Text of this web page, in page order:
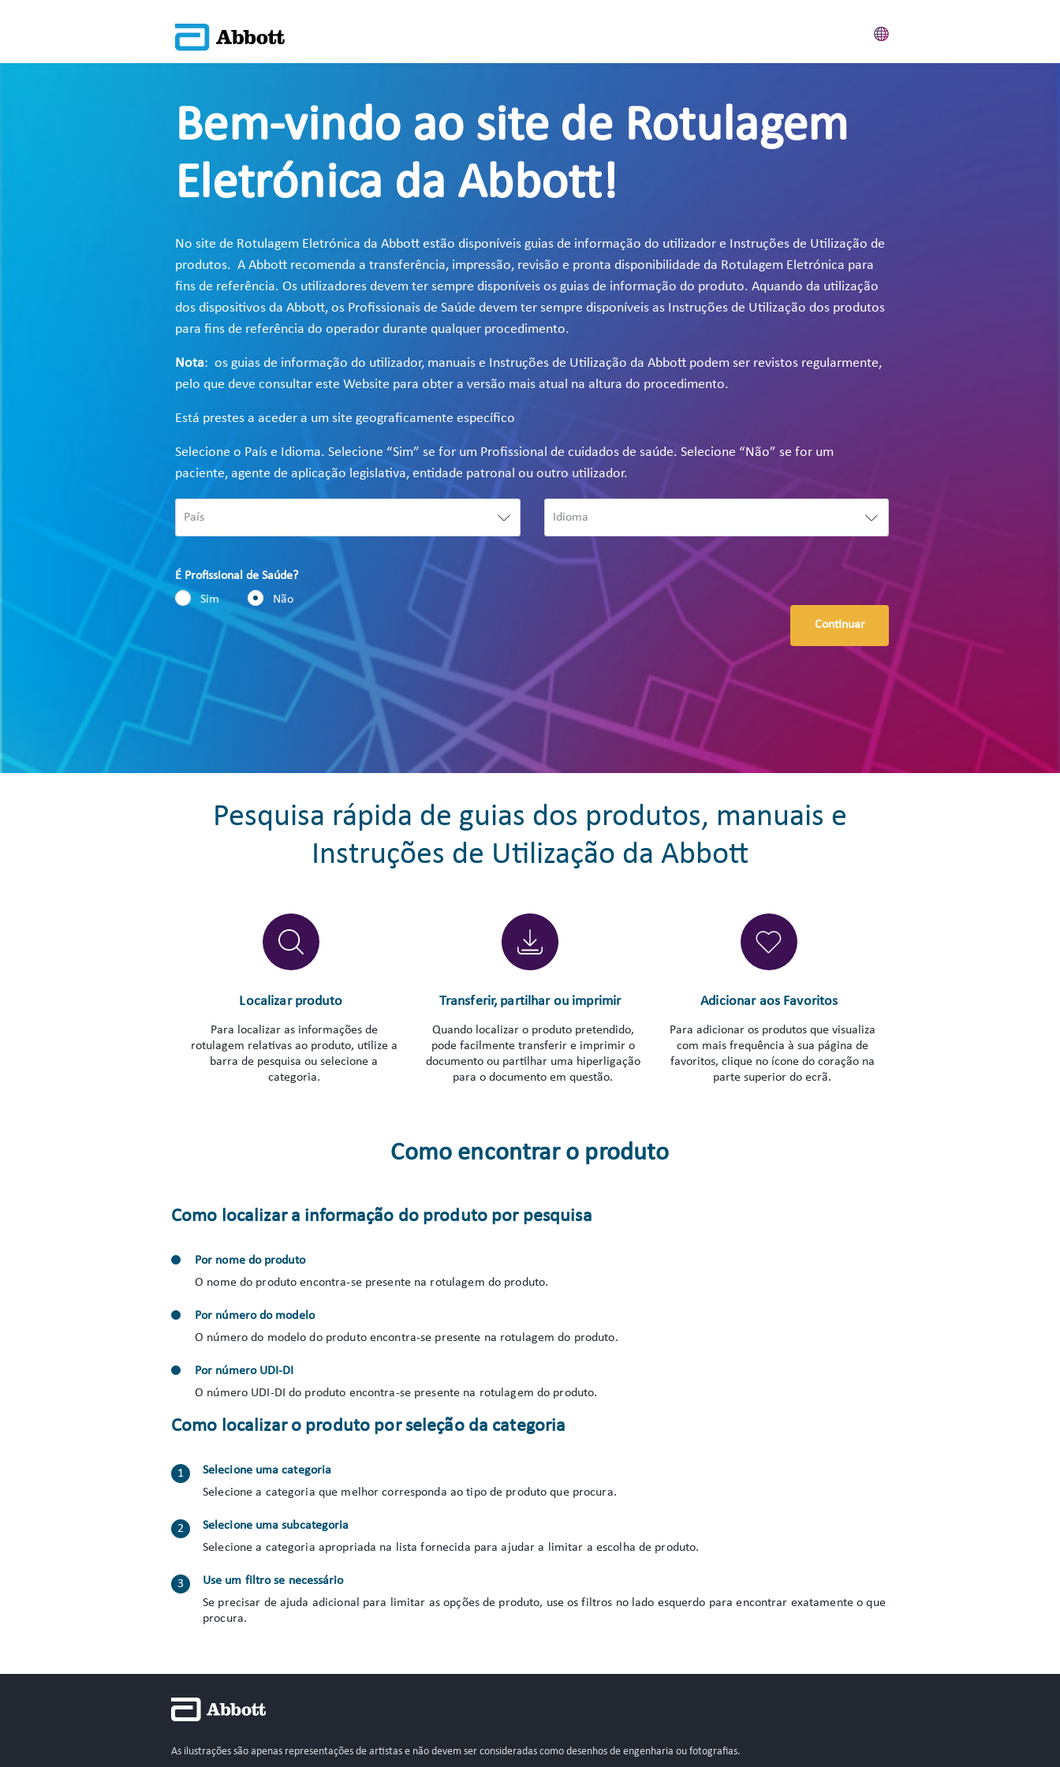
Bem-vindo ao site de Rotulagem
Eletrónica da Abbott!
No site de Rotulagem Eletrónica da Abbott estão disponíveis guias de informação do utilizador e Instruções de Utilização de
produtos. A Abbott recomenda a transferência, impressão, revisão e pronta disponibilidade da Rotulagem Eletrónica para
fins de referência. Os utilizadores devem ter sempre disponíveis os guias de informação do produto. Aquando da utilização
dos dispositivos da Abbott, os Profissionais de Saúde devem ter sempre disponíveis as Instruções de Utilização dos produtos
para fins de referência do operador durante qualquer procedimento.
Nota: os guias de informação do utilizador, manuais e Instruções de Utilização da Abbott podem ser revistos regularmente,
pelo que deve consultar este Website para obter a versão mais atual na altura do procedimento.
Está prestes a aceder a um site geograficamente específico
Selecione o País e Idioma. Selecione “Sim” se for um Profissional de cuidados de saúde. Selecione “Não” se for um
paciente, agente de aplicação legislativa, entidade patronal ou outro utilizador.
É Profissional de Saúde?
Sim
Não
Continuar
Pesquisa rápida de guias dos produtos, manuais e
Instruções de Utilização da Abbott
Localizar produto
Para localizar as informações de
rotulagem relativas ao produto, utilize a
barra de pesquisa ou selecione a
categoria.
Transferir, partilhar ou imprimir
Quando localizar o produto pretendido,
pode facilmente transferir e imprimir o
documento ou partilhar uma hiperligação
para o documento em questão.
Adicionar aos Favoritos
Para adicionar os produtos que visualiza
com mais frequência à sua página de
favoritos, clique no ícone do coração na
parte superior do ecrã.
Como encontrar o produto
Como localizar a informação do produto por pesquisa
Por nome do produto
O nome do produto encontra-se presente na rotulagem do produto.
Por número do modelo
O número do modelo do produto encontra-se presente na rotulagem do produto.
Por número UDI-DI
O número UDI-DI do produto encontra-se presente na rotulagem do produto.
Como localizar o produto por seleção da categoria
Selecione uma categoria
Selecione a categoria que melhor corresponda ao tipo de produto que procura.
Selecione uma subcategoria
Selecione a categoria apropriada na lista fornecida para ajudar a limitar a escolha de produto.
Use um filtro se necessário
Se precisar de ajuda adicional para limitar as opções de produto, use os filtros no lado esquerdo para encontrar exatamente o que
procura.
As ilustrações são apenas representações de artistas e não devem ser consideradas como desenhos de engenharia ou fotografias.